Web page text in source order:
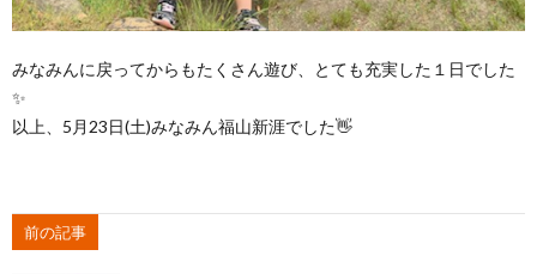
みなみんに戻ってからもたくさん遊び、とても充実した１日でした
✨
以上、5月23日(土)みなみん福山新涯でした👋
前の記事